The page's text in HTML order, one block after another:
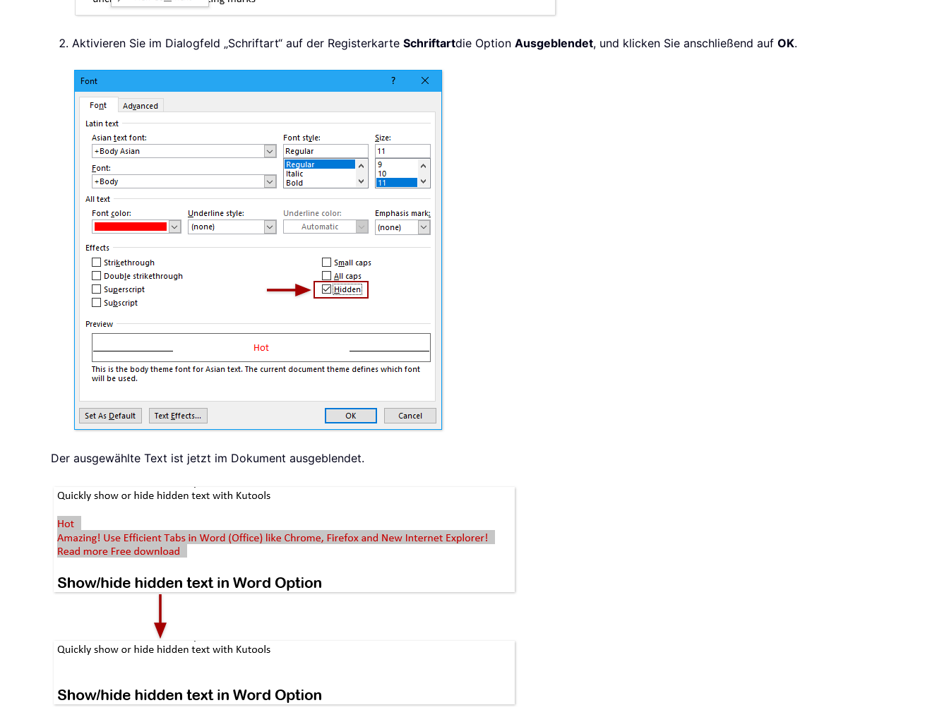
Aktivieren Sie im Dialogfeld „Schriftart“ auf der Registerkarte Schriftartdie Option Ausgeblendet, und klicken Sie anschließend auf OK.
Der ausgewählte Text ist jetzt im Dokument ausgeblendet.